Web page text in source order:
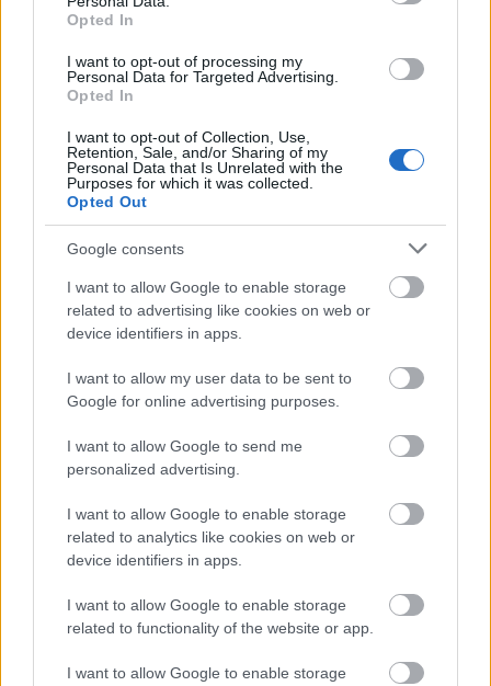
Opted In
I want to opt-out of processing my
Personal Data for Targeted Advertising.
Opted In
I want to opt-out of Collection, Use,
Retention, Sale, and/or Sharing of my
Personal Data that Is Unrelated with the
Purposes for which it was collected.
Opted Out
Google consents
I want to allow Google to enable storage
related to advertising like cookies on web or
device identifiers in apps.
I want to allow my user data to be sent to
Google for online advertising purposes.
I want to allow Google to send me
personalized advertising.
I want to allow Google to enable storage
related to analytics like cookies on web or
device identifiers in apps.
I want to allow Google to enable storage
related to functionality of the website or app.
I want to allow Google to enable storage
Helyi hírek
Három meghatározó épületét is fejlesztette
Salgótarján
Helyi hírek
figyelmeztetés